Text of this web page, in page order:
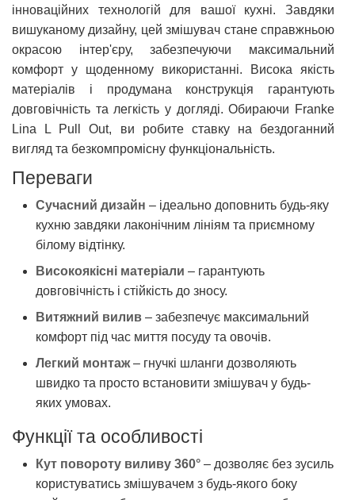
інноваційних технологій для вашої кухні. Завдяки
вишуканому дизайну, цей змішувач стане справжньою
окрасою інтер'єру, забезпечуючи максимальний
комфорт у щоденному використанні. Висока якість
матеріалів і продумана конструкція гарантують
довговічність та легкість у догляді. Обираючи Franke
Lina L Pull Out, ви робите ставку на бездоганний
вигляд та безкомпромісну функціональність.
Переваги
Сучасний дизайн – ідеально доповнить будь-яку
кухню завдяки лаконічним лініям та приємному
білому відтінку.
Високоякісні матеріали – гарантують
довговічність і стійкість до зносу.
Витяжний вилив – забезпечує максимальний
комфорт під час миття посуду та овочів.
Легкий монтаж– гнучкі шланги дозволяють
швидко та просто встановити змішувач у будь-
яких умовах.
Функції та особливості
Кут повороту виливу 360° – дозволяє без зусиль
користуватись змішувачем з будь-якого боку